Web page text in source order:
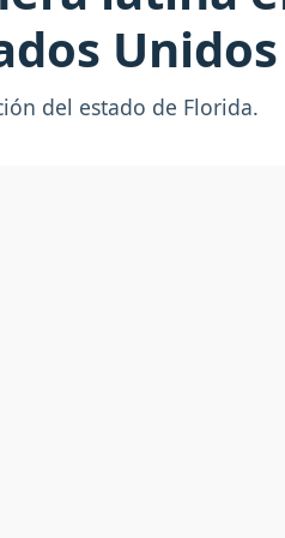
Unidos
del estado de Florida.